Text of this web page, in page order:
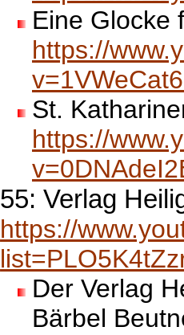
Eine Glocke
https://
St.
https://
55: Verlag
https://
Der Verlag
Bärbel